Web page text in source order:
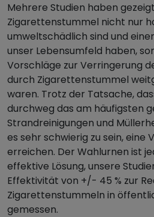
Mehrere Studien haben
Zigarettenstummel nicht nur
umweltschädlich sind und
unser Lebensumfeld haben,
Vorschläge zur Verringerung
durch Zigarettenstummel
waren. Trotz der Tatsache,
durchweg das am häufigsten
Strandreinigungen und
es sehr schwierig zu sein, eine
erreichen. Der Wahlurnen ist
effektive Lösung, unsere
Effektivität von +/- 45 % zur
Zigarettenstummeln in
gemessen.